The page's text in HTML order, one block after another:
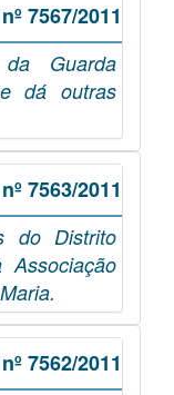
7567/2011
Guarda
dá outras
7563/2011
do Distrito
7562/2011